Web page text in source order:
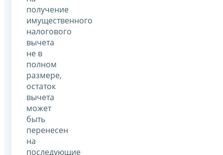
получение
имущественного
налогового
вычета
не в
полном
размере,
остаток
вычета
может
быть
перенесен
на
последующие